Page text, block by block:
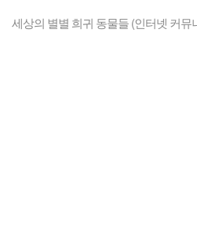
세상의 별별 희귀 동물들 (인터넷 커뮤